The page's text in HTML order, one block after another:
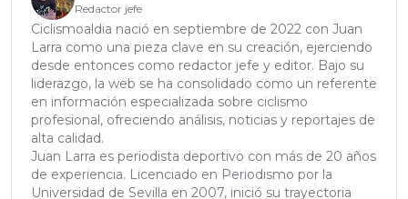
Redactor jefe
Ciclismoaldia nació en septiembre de 2022 con Juan
Larra como una pieza clave en su creación, ejerciendo
desde entonces como redactor jefe y editor. Bajo su
liderazgo, la web se ha consolidado como un referente
en información especializada sobre ciclismo
profesional, ofreciendo análisis, noticias y reportajes de
alta calidad.
Juan Larra es periodista deportivo con más de 20 años
de experiencia. Licenciado en Periodismo por la
Universidad de Sevilla en 2007, inició su trayectoria